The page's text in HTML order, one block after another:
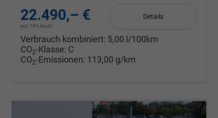
22.490,– €
incl. 19% MwSt.
Details
Verbrauch kombiniert: 5,00 l/100km
CO2-Klasse: C
CO2-Emissionen: 113,00 g/km